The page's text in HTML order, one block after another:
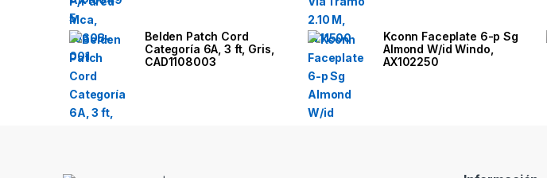
Belden Patch Cord
Categoría 6A, 3 ft, Gris,
CAD1108003
Kconn Faceplate 6-p Sg
Almond W/id Windo,
AX102250